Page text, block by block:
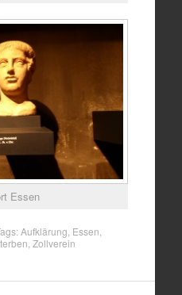
Essen
Aufklärung Essen
Zollverein